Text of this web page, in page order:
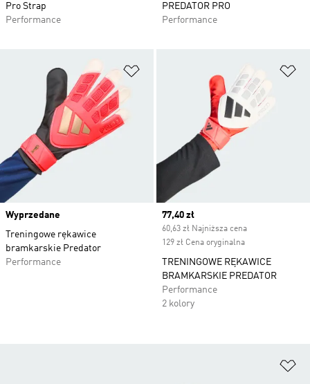
Pro Strap
Performance
PREDATOR PRO
Performance
Wyprzedane
Treningowe rękawice
bramkarskie Predator
Performance
Current price
77,40 zł
60,63 zł Najniższa cena
129 zł Cena oryginalna
TRENINGOWE RĘKAWICE
BRAMKARSKIE PREDATOR
Performance
2 kolory